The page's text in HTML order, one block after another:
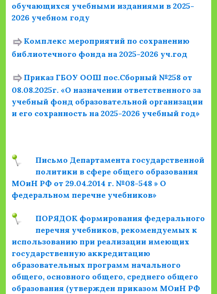
обучающихся учебными изданиями в 2025-
2026 учебном году
Комплекс мероприятий по сохранению
библиотечного фонда на 2025-2026 уч.год
Приказ ГБОУ ООШ пос.Сборный №258 от
08.08.2025г. «О назначении ответственного за
учебный фонд образовательной организации
и его сохранность на 2025-2026 учебный год»
Письмо Департамента государственной
политики в сфере общего образования
МОиН РФ от 29.04.2014 г. №08-548 » О
федеральном перечне учебников»
ПОРЯДОК формирования федерального
перечня учебников, рекомендуемых к
использованию при реализации имеющих
государственную аккредитацию
образовательных программ начального
общего, основного общего, среднего общего
образования (утвержден приказом МОиН РФ